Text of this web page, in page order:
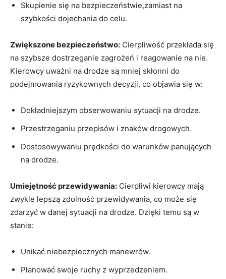
Skupienie się na bezpieczeństwie,zamiast na
szybkości dojechania do celu.
Zwiększone bezpieczeństwo: Cierpliwość przekłada się
na szybsze dostrzeganie zagrożeń i reagowanie na nie.
Kierowcy uważni na drodze są mniej skłonni do
podejmowania ryzykownych decyzji, co objawia się w:
Dokładniejszym obserwowaniu sytuacji na drodze.
Przestrzeganiu przepisów i znaków drogowych.
Dostosowywaniu prędkości do warunków panujących
na drodze.
Umiejętność przewidywania: Cierpliwi kierowcy mają
zwykle lepszą zdolność przewidywania, co może się
zdarzyć w danej sytuacji na drodze. Dzięki temu są w
stanie:
Unikać niebezpiecznych manewrów.
Planować swoje ruchy z wyprzedzeniem.